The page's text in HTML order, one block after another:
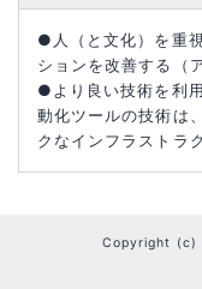
●人（と文化）を重
ションを改善する（
●より良い技術を利
動化ツールの技術は
クなインフラストラ
Copyright (c)